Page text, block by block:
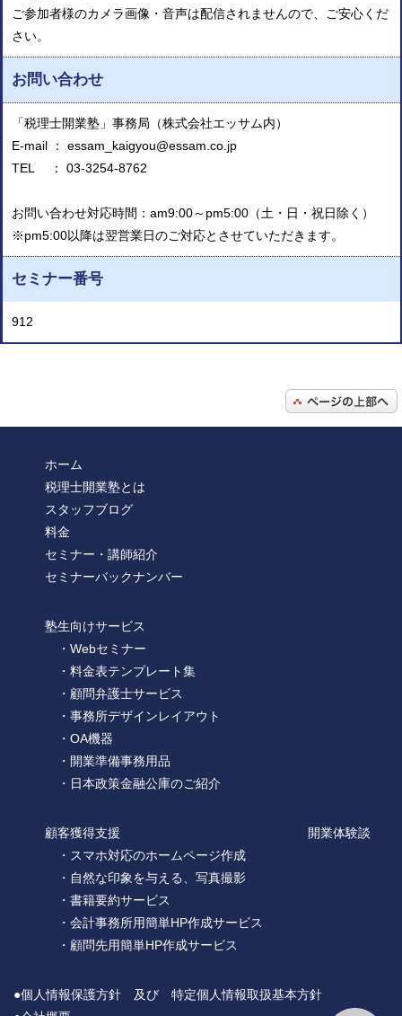
ご参加者様のカメラ画像・音声は配信されませんので、ご安心くだ
さい。
お問い合わせ
「税理士開業塾」事務局（株式会社エッサム内）
E-mail ： essam_kaigyou@essam.co.jp
TEL ： 03-3254-8762
お問い合わせ対応時間：am9:00～pm5:00（土・日・祝日除く）
※pm5:00以降は翌営業日のご対応とさせていただきます。
セミナー番号
912
ホーム
税理士開業塾とは
スタッフブログ
料金
セミナー・講師紹介
セミナーバックナンバー
塾生向けサービス
・Webセミナー
・料金表テンプレート集
・顧問弁護士サービス
・事務所デザインレイアウト
・OA機器
・開業準備事務用品
・日本政策金融公庫のご紹介
顧客獲得支援
・スマホ対応のホームページ作成
・自然な印象を与える、写真撮影
・書籍要約サービス
・会計事務所用簡単HP作成サービス
・顧問先用簡単HP作成サービス
開業体験談
●個人情報保護方針 及び 特定個人情報取扱基本方針